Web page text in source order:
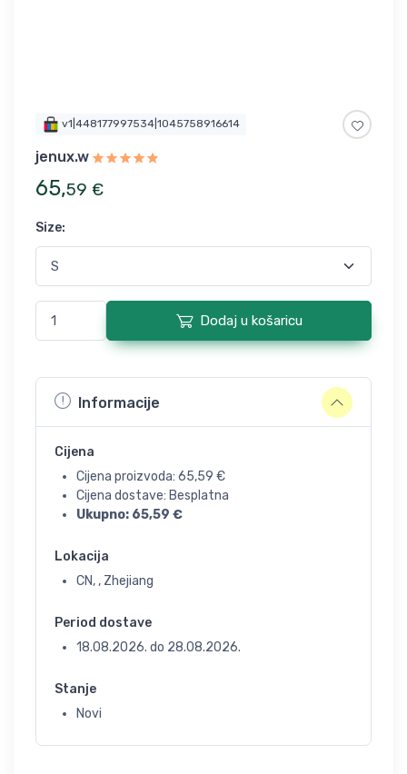
v1|448177997534|1045758916614
jenux.w
65,59 €
Size:
Dodaj u košaricu
Informacije
Cijena
Cijena proizvoda: 65,59 €
Cijena dostave: Besplatna
Ukupno: 65,59 €
Lokacija
CN, , Zhejiang
Period dostave
18.08.2026. do 28.08.2026.
Stanje
Novi